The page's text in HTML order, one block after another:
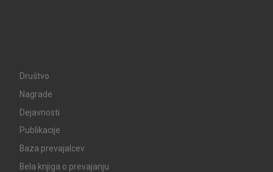
Društvo
Nagrade
Dejavnosti
Publikacije
Baza prevajalcev
Bela knjiga o prevajanju